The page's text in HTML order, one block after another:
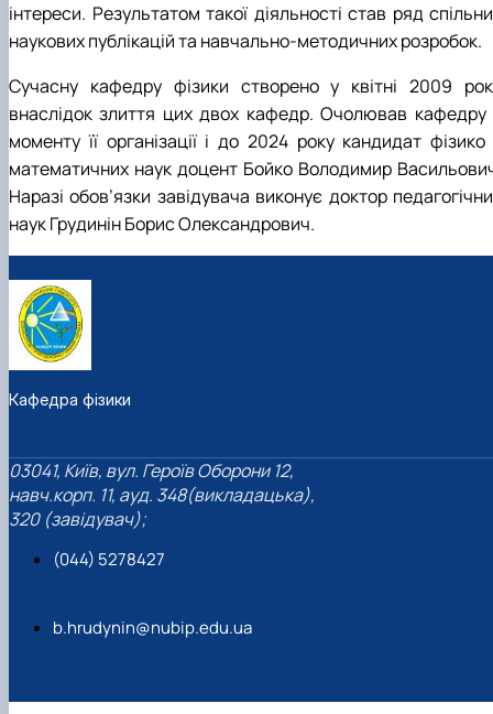
інтереси. Результатом такої діяльності став ряд
наукових публікацій та навчально-методичних розробок.
Сучасну кафедру фізики створено у квітні 2009
внаслідок злиття цих двох кафедр. Очолював кафедру
моменту її організації і до 2024 року кандидат
математичних наук доцент Бойко Володимир
Наразі обов’язки завідувача виконує доктор
наук Грудинін Борис Олександрович.
Кафедра фізики
03041, Київ, вул. Героїв Оборони 12,
навч.корп. 11, ауд. 348(викладацька),
320 (завідувач);
(044) 5278427
b.hrudynin@nubip.edu.ua